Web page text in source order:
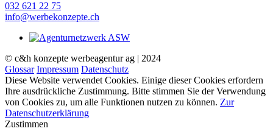
032 621 22 75
info@werbekonzepte.ch
© c&h konzepte werbeagentur ag | 2024
Glossar Impressum Datenschutz
Diese Website verwendet Cookies. Einige dieser Cookies erfordern
Ihre ausdrückliche Zustimmung. Bitte stimmen Sie der Verwendung
von Cookies zu, um alle Funktionen nutzen zu können. Zur
Datenschutzerklärung
Zustimmen